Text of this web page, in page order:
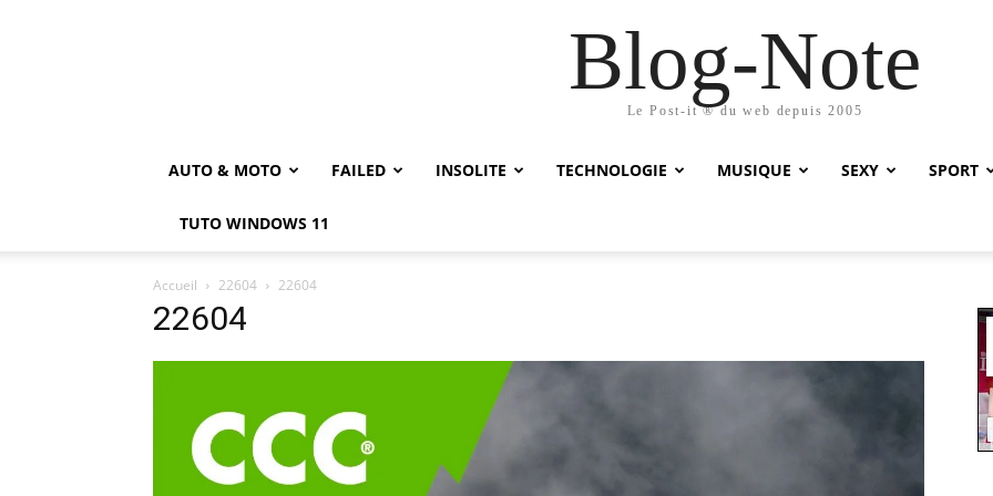
Blog-Note
Le Post-it ® du web depuis 2005
AUTO & MOTO FAILED INSOLITE TECHNOLOGIE MUSIQUE SEXY SPORT
TUTO WINDOWS 11
Accueil 22604 22604
22604